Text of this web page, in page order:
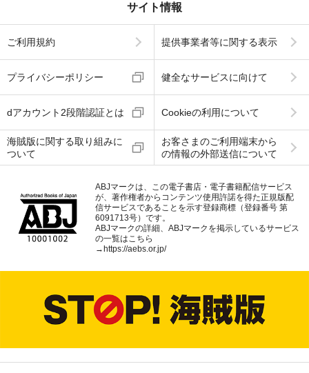
サイト情報
ご利用規約 提供事業者等に関する表示
プライバシーポリシー 健全なサービスに向けて
dアカウント2段階認証とは Cookieの利用について
海賊版に関する取り組みに
ついて
お客さまのご利用端末から
の情報の外部送信について
ABJマークは、この電子書店・電子書籍配信サービス
が、著作権者からコンテンツ使用許諾を得た正規版配
信サービスであることを示す登録商標（登録番号 第
6091713号）です。
ABJマークの詳細、ABJマークを掲示しているサービス
の一覧はこちら
→https://aebs.or.jp/